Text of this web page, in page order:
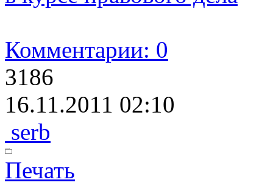
Комментарии: 0
3186
16.11.2011 02:10
serb
Печать